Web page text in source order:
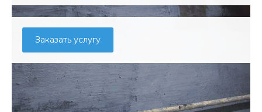
Заказать услугу